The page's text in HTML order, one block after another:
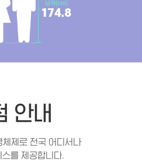
안내
체제로 전국 어디서나
를 제공합니다.